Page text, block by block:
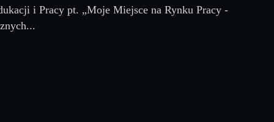
i Pracy pt. „Moje Miejsce na Rynku Pracy -